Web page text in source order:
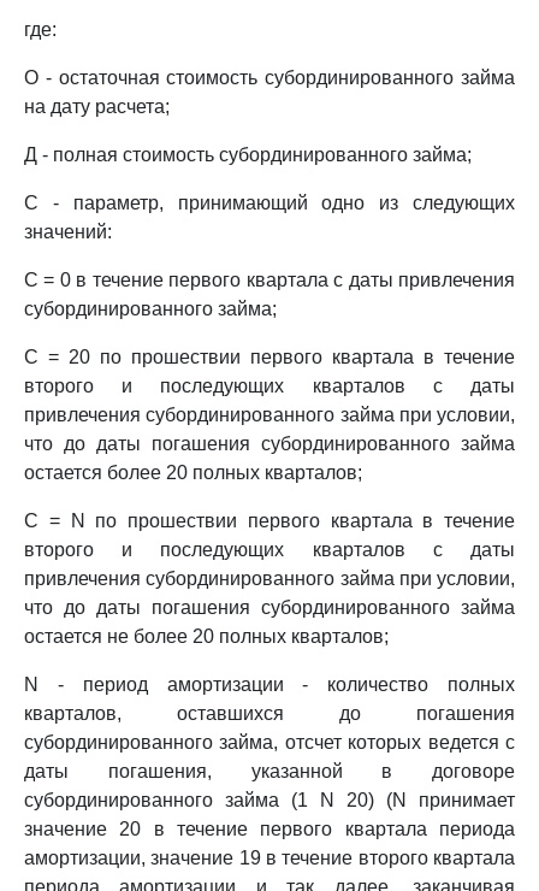
где:
О - остаточная стоимость субординированного займа
на дату расчета;
Д - полная стоимость субординированного займа;
С - параметр, принимающий одно из следующих
значений:
С = 0 в течение первого квартала с даты привлечения
субординированного займа;
С = 20 по прошествии первого квартала в течение
второго и последующих кварталов с даты
привлечения субординированного займа при условии,
что до даты погашения субординированного займа
остается более 20 полных кварталов;
С = N по прошествии первого квартала в течение
второго и последующих кварталов с даты
привлечения субординированного займа при условии,
что до даты погашения субординированного займа
остается не более 20 полных кварталов;
N - период амортизации - количество полных
кварталов, оставшихся до погашения
субординированного займа, отсчет которых ведется с
даты погашения, указанной в договоре
субординированного займа (1 N 20) (N принимает
значение 20 в течение первого квартала периода
амортизации, значение 19 в течение второго квартала
периода амортизации и так далее, заканчивая